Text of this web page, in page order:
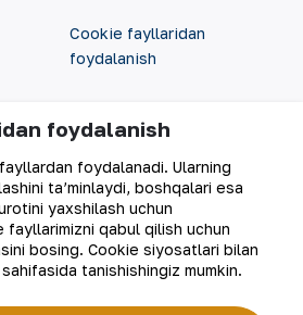
Cookie fayllaridan
foydalanish
RSS feed
foydalanish
foydalanadi. Ularning
ta’minlaydi, boshqalari esa
yaxshilash uchun
fayllarimizni qabul qilish uchun
bosing. Cookie siyosatlari bilan
sahifasida tanishishingiz mumkin.